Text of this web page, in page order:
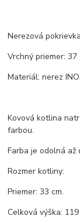
Nerezová pokrievka
Vrchný priemer: 37
Materiál: nerez
Kovová kotlina
farbou.
Farba je odolná až
Rozmer kotliny:
Priemer: 33 cm.
Celková výška: 119